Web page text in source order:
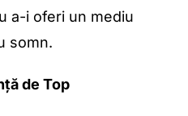
a-i oferi un mediu
somn.
de Top